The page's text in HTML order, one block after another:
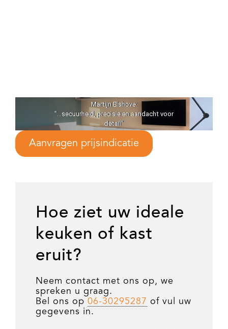
Martijn Elshove:
"...secuurheid, precisie en aandacht voor
detail"
Aanvragen prijsindicatie
Hoe ziet uw ideale
keuken of kast
eruit?
Neem contact met ons op, we
spreken u graag.
Bel ons op 06-30295287 of vul uw
gegevens in.